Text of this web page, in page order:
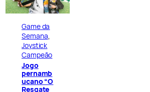
Game da
Semana
Joystick
Campeão
Jogo
pernamb
ucano “O
Resgate